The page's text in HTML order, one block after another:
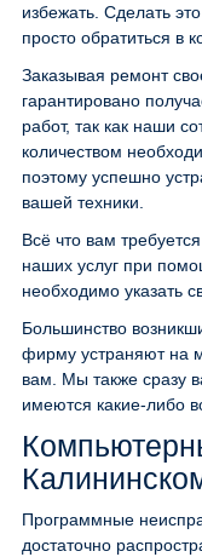
избежать. Сделать
просто обратиться в
Заказывая ремонт
гарантировано
работ, так как наши
количеством
поэтому успешно
вашей техники.
Всё что вам
наших услуг при
необходимо указать
Большинство
фирму устраняют на
вам. Мы также сразу
имеются какие-либо
Программные
достаточно